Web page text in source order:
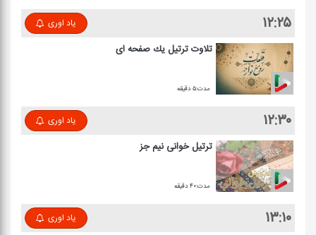
۱۲:۲۵ یاد اوری
تلاوت ترتیل یك صفحه ای
مدت:۵ دقیقه
۱۲:۳۰ یاد اوری
ترتیل خوانی نیم جز
مدت:۴۰ دقیقه
۱۳:۱۰ یاد اوری